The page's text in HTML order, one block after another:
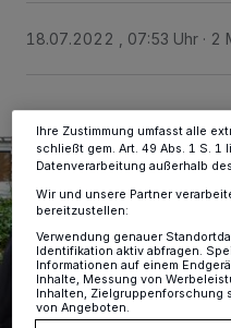
18.07.2022 , 07:53 Uhr 2
dieses Menü jederzeit wieder
ändern oder Ihre Einwilligung
Ihre Zustimmung umfasst alle
schließt gem. Art. 49 Abs. 1 S. 1
Datenverarbeitung außerhalb
Wir und unsere Partner
bereitzustellen:
Verwendung genauer
Identifikation aktiv abfragen.
Informationen auf einem
Inhalte, Messung von
Inhalten, Zielgruppenforschung
von Angeboten.